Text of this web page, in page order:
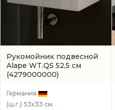
Рукомойник подвесной
Alape WT.QS 52,5 см
(4279000000)
Германия
(ш.г.) 53x33 см.